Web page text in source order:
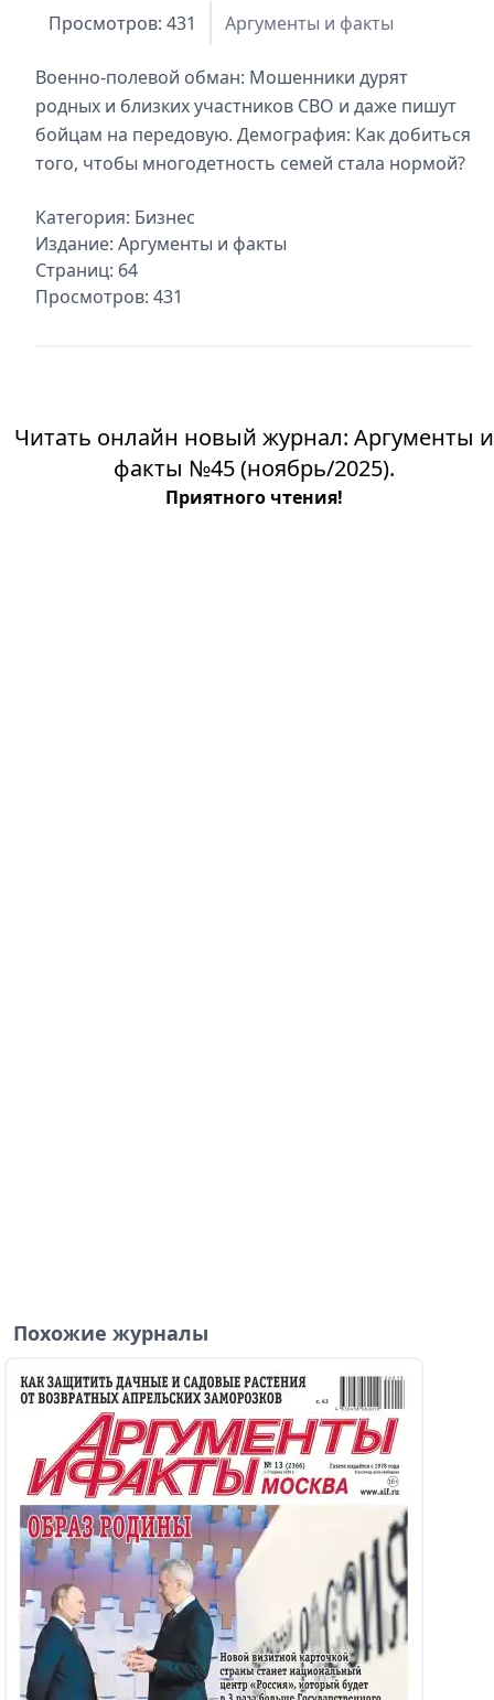
Просмотров: 431 Аргументы и факты
Военно-полевой обман: Мошенники дурят
родных и близких участников СВО и даже пишут
бойцам на передовую. Демография: Как добиться
того, чтобы многодетность семей стала нормой?
Категория: Бизнес
Издание: Аргументы и факты
Страниц: 64
Просмотров: 431
Читать онлайн новый журнал: Аргументы и
факты №45 (ноябрь/2025).
Приятного чтения!
Похожие журналы